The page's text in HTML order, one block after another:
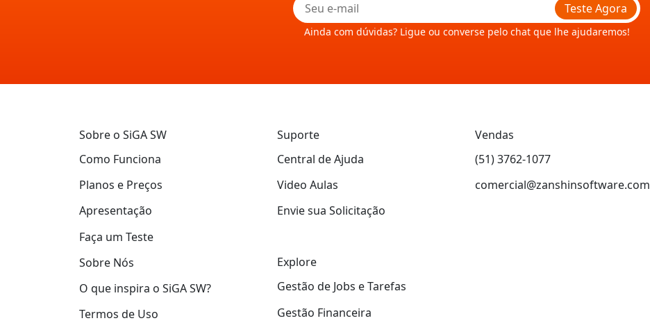
Teste Agora
Ainda com dúvidas? Ligue ou converse pelo chat que lhe ajudaremos!
Sobre o SiGA SW
Como Funciona
Planos e Preços
Apresentação
Faça um Teste
Sobre Nós
O que inspira o SiGA SW?
Termos de Uso
Suporte
Central de Ajuda
Video Aulas
Envie sua Solicitação
Explore
Gestão de Jobs e Tarefas
Gestão Financeira
Vendas
(51) 3762-1077
comercial@zanshinsoftware.com